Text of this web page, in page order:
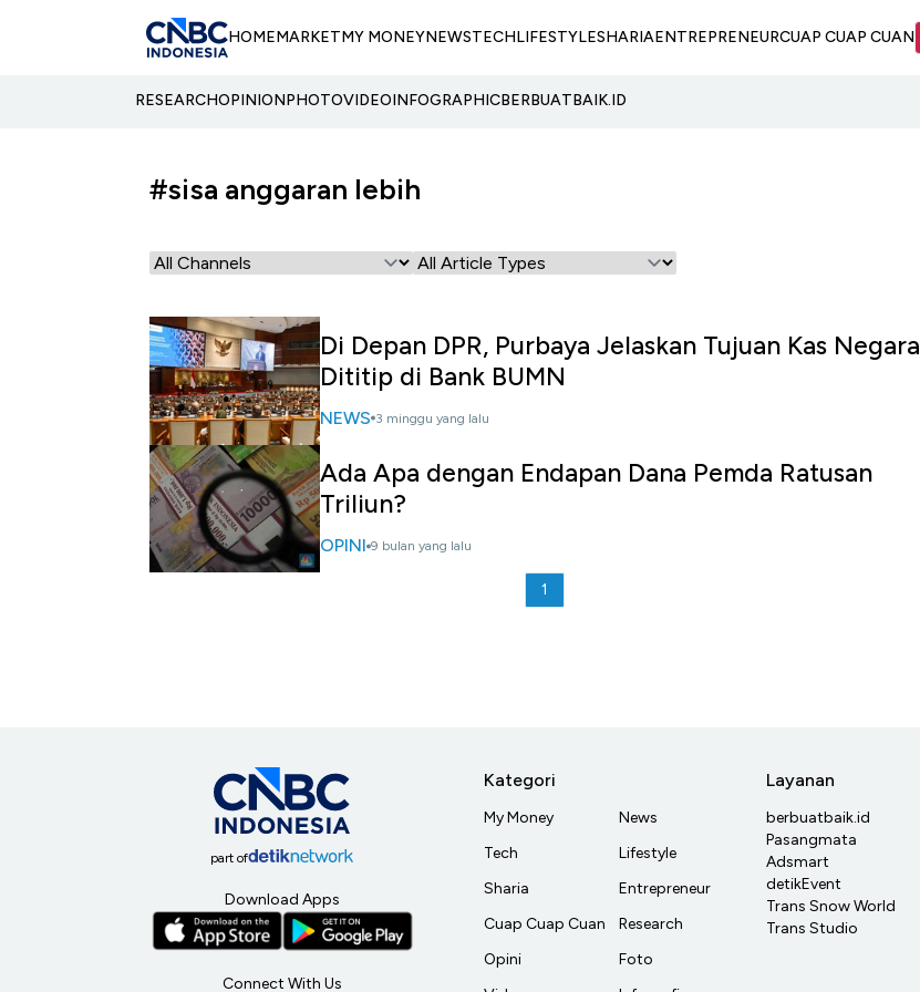
HOMEMARKETMY MONEYNEWSTECHLIFESTYLESHARIAENTREPRENEURCUAP CUAP CUAN
RESEARCHOPINIONPHOTOVIDEOINFOGRAPHICBERBUATBAIK.ID
#sisa anggaran lebih
Di Depan DPR, Purbaya Jelaskan Tujuan Kas Negara
Dititip di Bank BUMN
NEWS 3 minggu yang lalu
Ada Apa dengan Endapan Dana Pemda Ratusan
Triliun?
OPINI 9 bulan yang lalu
1
part of
Download Apps
Connect With Us
Kategori
My Money
Tech
Sharia
Cuap Cuap Cuan
Opini
News
Lifestyle
Entrepreneur
Research
Foto
Layanan
berbuatbaik.id
Pasangmata
Adsmart
detikEvent
Trans Snow World
Trans Studio